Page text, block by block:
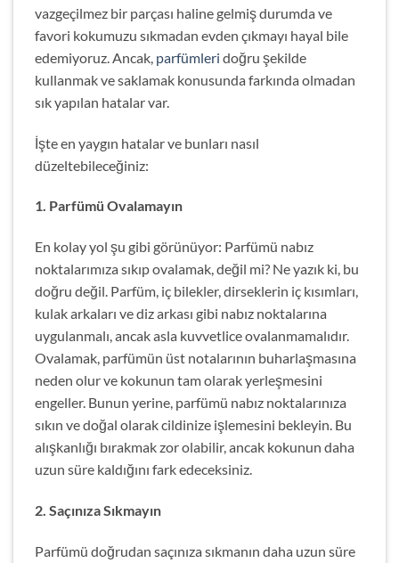
vazgeçilmez bir parçası haline gelmiş durumda ve
favori kokumuzu sıkmadan evden çıkmayı hayal bile
edemiyoruz. Ancak, parfümleri doğru şekilde
kullanmak ve saklamak konusunda farkında olmadan
sık yapılan hatalar var.
İşte en yaygın hatalar ve bunları nasıl
düzeltebileceğiniz:
1. Parfümü Ovalamayın
En kolay yol şu gibi görünüyor: Parfümü nabız
noktalarımıza sıkıp ovalamak, değil mi? Ne yazık ki, bu
doğru değil. Parfüm, iç bilekler, dirseklerin iç kısımları,
kulak arkaları ve diz arkası gibi nabız noktalarına
uygulanmalı, ancak asla kuvvetlice ovalanmamalıdır.
Ovalamak, parfümün üst notalarının buharlaşmasına
neden olur ve kokunun tam olarak yerleşmesini
engeller. Bunun yerine, parfümü nabız noktalarınıza
sıkın ve doğal olarak cildinize işlemesini bekleyin. Bu
alışkanlığı bırakmak zor olabilir, ancak kokunun daha
uzun süre kaldığını fark edeceksiniz.
2. Saçınıza Sıkmayın
Parfümü doğrudan saçınıza sıkmanın daha uzun süre